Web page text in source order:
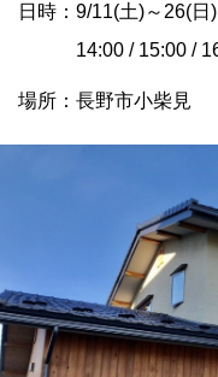
日時：9/11(土)～26(日
14:00 / 15:00 /
場所：長野市小柴見